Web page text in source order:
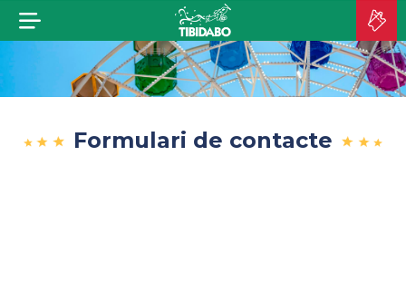
Formulari de contacte